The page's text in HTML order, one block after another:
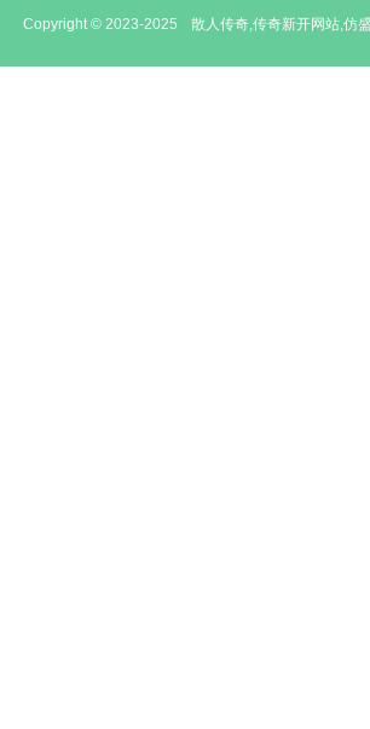
Copyright © 2023-2025 散人传奇,传奇新开网站,仿